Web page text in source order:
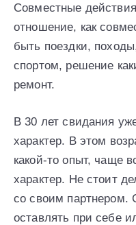
Совместные
отношение, как
быть поездки,
спортом, решение
ремонт.
В 30 лет свидания
характер. В этом
какой-то опыт, чаще
характер. Не стоит
со своим партнером.
оставлять при себе